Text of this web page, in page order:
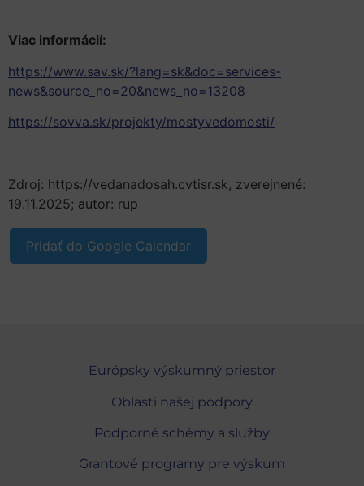
Viac informácií:
https://www.sav.sk/?lang=sk&doc=services-
news&source_no=20&news_no=13208
https://sovva.sk/projekty/mostyvedomosti/
Zdroj: https://vedanadosah.cvtisr.sk, zverejnené:
19.11.2025; autor: rup
Pridať do Google Calendar
Európsky výskumný priestor
Oblasti našej podpory
Podporné schémy a služby
Grantové programy pre výskum